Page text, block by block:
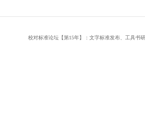
校对标准论坛【第15年】：文字标准发布、工具书